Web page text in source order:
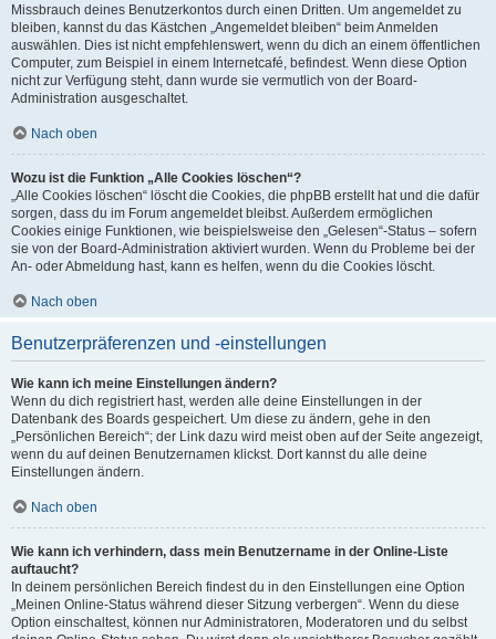
Missbrauch deines Benutzerkontos durch einen Dritten. Um angemeldet zu
bleiben, kannst du das Kästchen „Angemeldet bleiben“ beim Anmelden
auswählen. Dies ist nicht empfehlenswert, wenn du dich an einem öffentlichen
Computer, zum Beispiel in einem Internetcafé, befindest. Wenn diese Option
nicht zur Verfügung steht, dann wurde sie vermutlich von der Board-
Administration ausgeschaltet.
Nach oben
Wozu ist die Funktion „Alle Cookies löschen“?
„Alle Cookies löschen“ löscht die Cookies, die phpBB erstellt hat und die dafür
sorgen, dass du im Forum angemeldet bleibst. Außerdem ermöglichen
Cookies einige Funktionen, wie beispielsweise den „Gelesen“-Status – sofern
sie von der Board-Administration aktiviert wurden. Wenn du Probleme bei der
An- oder Abmeldung hast, kann es helfen, wenn du die Cookies löscht.
Nach oben
Benutzerpräferenzen und -einstellungen
Wie kann ich meine Einstellungen ändern?
Wenn du dich registriert hast, werden alle deine Einstellungen in der
Datenbank des Boards gespeichert. Um diese zu ändern, gehe in den
„Persönlichen Bereich“; der Link dazu wird meist oben auf der Seite angezeigt,
wenn du auf deinen Benutzernamen klickst. Dort kannst du alle deine
Einstellungen ändern.
Nach oben
Wie kann ich verhindern, dass mein Benutzername in der Online-Liste
auftaucht?
In deinem persönlichen Bereich findest du in den Einstellungen eine Option
„Meinen Online-Status während dieser Sitzung verbergen“. Wenn du diese
Option einschaltest, können nur Administratoren, Moderatoren und du selbst